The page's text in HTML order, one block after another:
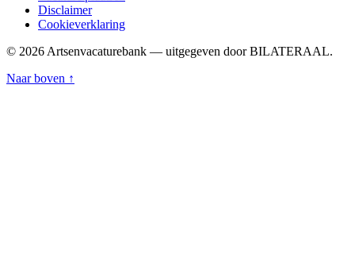
Disclaimer
Cookieverklaring
© 2026 Artsenvacaturebank — uitgegeven door BILATERAAL.
Naar boven ↑